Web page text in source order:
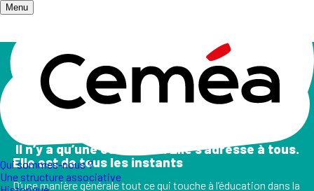
Menu
Qui sommes-nous ?
Une structure associative
Accueil/ Champs d'action
Les champs d'action
II n’y a qu’une éducation. Elle s’adresse à tous.
Elle est de tous les instants
D’une manière générale tout ce qui touche à l’éducation dans la